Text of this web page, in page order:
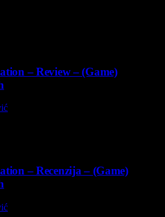
– Review – (Game)
– Recenzija – (Game)